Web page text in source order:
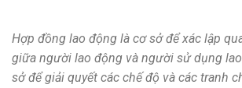
Hợp đồng lao động là cơ sở để xác lập
giữa người lao động và người sử dụng
sở để giải quyết các chế độ và các tranh